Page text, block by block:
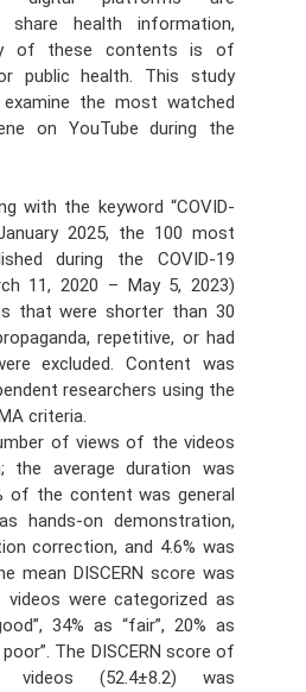
share health information,
of these contents is of
public health. This study
the most watched
on YouTube during the
with the keyword “COVID-
2025, the 100 most
during the COVID-19
11, 2020 – May 5, 2023)
that were shorter than 30
repetitive, or had
excluded. Content was
researchers using the
criteria.
of views of the videos
the average duration was
of the content was general
hands-on demonstration,
correction, and 4.6% was
mean DISCERN score was
videos were categorized as
34% as “fair”, 20% as
poor”. The DISCERN score of
videos (52.4±8.2) was